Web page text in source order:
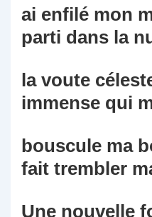
ai enfilé mon
parti dans la
la voute
immense qui
bouscule ma
fait trembler
Une nouvelle